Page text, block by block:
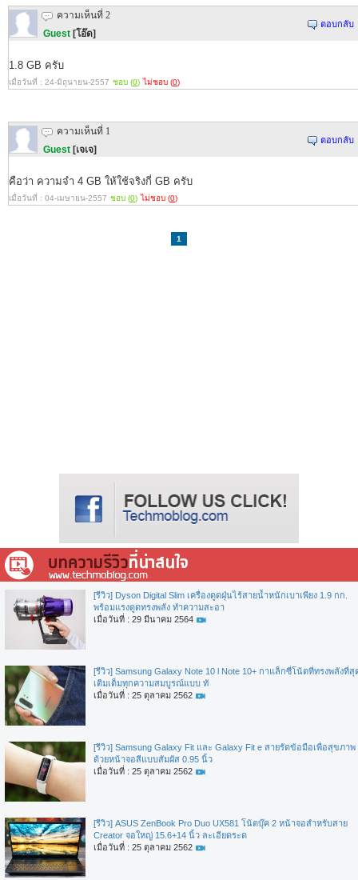
ความเห็นที่ 2
Guest [โอ๊ด]
ตอบกลับ
1.8 GB ครับ
เมื่อวันที่ : 24-มิถุนายน-2557 ชอบ (0) ไม่ชอบ (0)
ความเห็นที่ 1
Guest [เจเจ]
ตอบกลับ
คือว่า ความจำ 4 GB ให้ใช้จริงกี่ GB ครับ
เมื่อวันที่ : 04-เมษายน-2557 ชอบ (0) ไม่ชอบ (0)
1
[รีวิว] Dyson Digital Slim เครื่องดูดฝุ่นไร้สายน้ำหนักเบาเพียง 1.9 กก.
พร้อมแรงดูดทรงพลัง ทำความสะอา
เมื่อวันที่ : 29 มีนาคม 2564
[รีวิว] Samsung Galaxy Note 10 l Note 10+ กาแล็กซี่โน้ตที่ทรงพลังที่สุ
เติมเต็มทุกความสมบูรณ์แบบ ทั
เมื่อวันที่ : 25 ตุลาคม 2562
[รีวิว] Samsung Galaxy Fit และ Galaxy Fit e สายรัดข้อมือเพื่อสุขภาพ
ด้วยหน้าจอสีแบบสัมผัส 0.95 นิ้ว
เมื่อวันที่ : 25 ตุลาคม 2562
[รีวิว] ASUS ZenBook Pro Duo UX581 โน้ตบุ๊ค 2 หน้าจอสำหรับสาย
Creator จอใหญ่ 15.6+14 นิ้ว ละเอียดระด
เมื่อวันที่ : 25 ตุลาคม 2562